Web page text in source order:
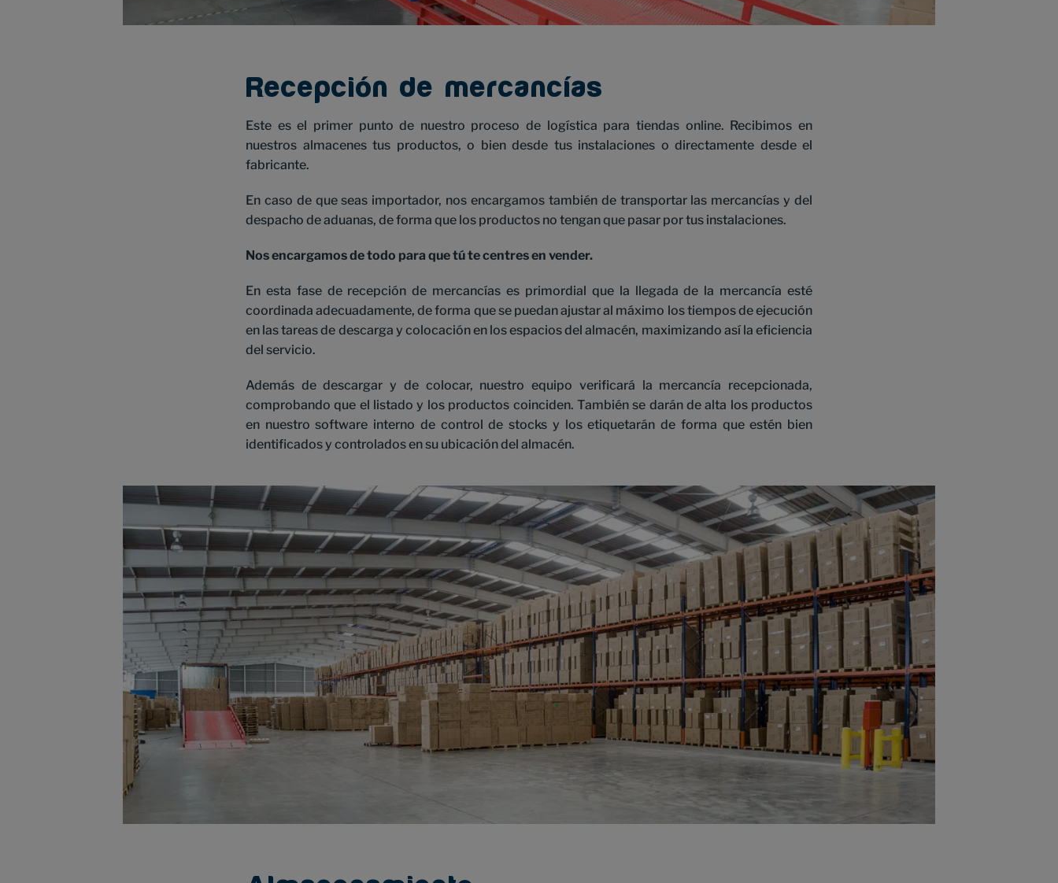
Recepción de mercancías
Este es el primer punto de nuestro proceso de logística para tiendas online. Recibimos en
nuestros almacenes tus productos, o bien desde tus instalaciones o directamente desde el
fabricante.
En caso de que seas importador, nos encargamos también de transportar las mercancías y del
despacho de aduanas, de forma que los productos no tengan que pasar por tus instalaciones.
Nos encargamos de todo para que tú te centres en vender.
En esta fase de recepción de mercancías es primordial que la llegada de la mercancía esté
coordinada adecuadamente, de forma que se puedan ajustar al máximo los tiempos de ejecución
en las tareas de descarga y colocación en los espacios del almacén, maximizando así la eficiencia
del servicio.
Además de descargar y de colocar, nuestro equipo verificará la mercancía recepcionada,
comprobando que el listado y los productos coinciden. También se darán de alta los productos
en nuestro software interno de control de stocks y los etiquetarán de forma que estén bien
identificados y controlados en su ubicación del almacén.